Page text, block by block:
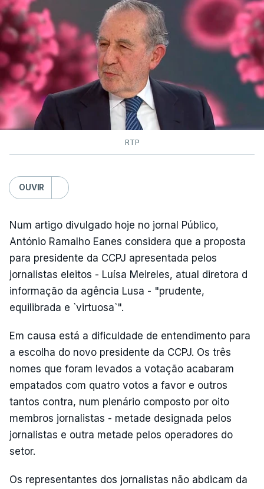
RTP
OUVIR
Num artigo divulgado hoje no jornal Público,
António Ramalho Eanes considera que a proposta
para presidente da CCPJ apresentada pelos
jornalistas eleitos - Luísa Meireles, atual diretora d
informação da agência Lusa - "prudente,
equilibrada e `virtuosa`".
Em causa está a dificuldade de entendimento para
a escolha do novo presidente da CCPJ. Os três
nomes que foram levados a votação acabaram
empatados com quatro votos a favor e outros
tantos contra, num plenário composto por oito
membros jornalistas - metade designada pelos
jornalistas e outra metade pelos operadores do
setor.
Os representantes dos jornalistas não abdicam da